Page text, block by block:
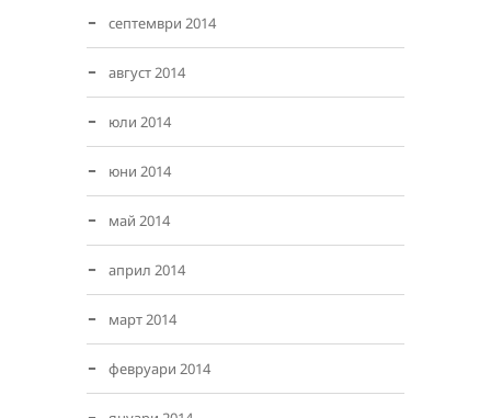
септември 2014
август 2014
юли 2014
юни 2014
май 2014
април 2014
март 2014
февруари 2014